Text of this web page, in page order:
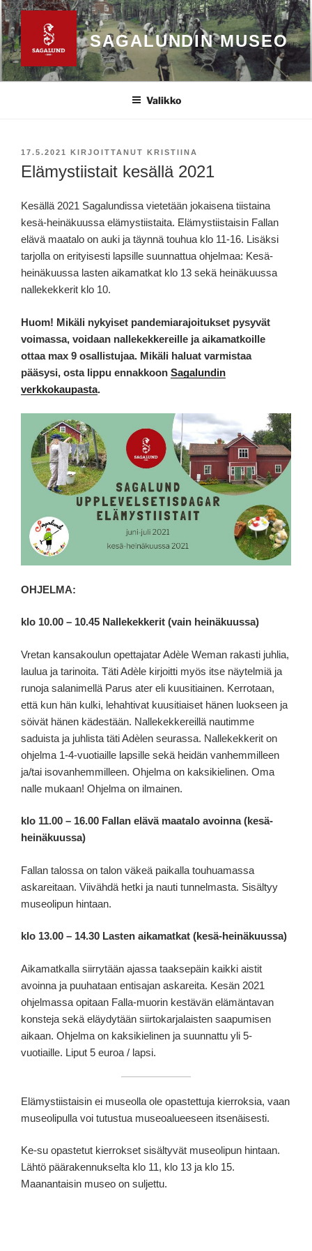
Siirry
sisältöön
SAGALUNDIN MUSEO
Valikko
JULKAISTU
17.5.2021 KIRJOITTANUT KRISTIINA
Elämystiistait kesällä 2021
Kesällä 2021 Sagalundissa vietetään jokaisena tiistaina
kesä-heinäkuussa elämystiistaita. Elämystiistaisin Fallan
elävä maatalo on auki ja täynnä touhua klo 11-16. Lisäksi
tarjolla on erityisesti lapsille suunnattua ohjelmaa: Kesä-
heinäkuussa lasten aikamatkat klo 13 sekä heinäkuussa
nallekekkerit klo 10.
Huom! Mikäli nykyiset pandemiarajoitukset pysyvät
voimassa, voidaan nallekekkereille ja aikamatkoille
ottaa max 9 osallistujaa. Mikäli haluat varmistaa
pääsysi, osta lippu ennakkoon Sagalundin
verkkokaupasta.
OHJELMA:
klo 10.00 – 10.45 Nallekekkerit (vain heinäkuussa)
Vretan kansakoulun opettajatar Adèle Weman rakasti juhlia,
laulua ja tarinoita. Täti Adèle kirjoitti myös itse näytelmiä ja
runoja salanimellä Parus ater eli kuusitiainen. Kerrotaan,
että kun hän kulki, lehahtivat kuusitiaiset hänen luokseen ja
söivät hänen kädestään. Nallekekkereillä nautimme
saduista ja juhlista täti Adèlen seurassa. Nallekekkerit on
ohjelma 1-4-vuotiaille lapsille sekä heidän vanhemmilleen
ja/tai isovanhemmilleen. Ohjelma on kaksikielinen. Oma
nalle mukaan! Ohjelma on ilmainen.
klo 11.00 – 16.00 Fallan elävä maatalo avoinna (kesä-
heinäkuussa)
Fallan talossa on talon väkeä paikalla touhuamassa
askareitaan. Viivähdä hetki ja nauti tunnelmasta. Sisältyy
museolipun hintaan.
klo 13.00 – 14.30 Lasten aikamatkat (kesä-heinäkuussa)
Aikamatkalla siirrytään ajassa taaksepäin kaikki aistit
avoinna ja puuhataan entisajan askareita. Kesän 2021
ohjelmassa opitaan Falla-muorin kestävän elämäntavan
konsteja sekä eläydytään siirtokarjalaisten saapumisen
aikaan. Ohjelma on kaksikielinen ja suunnattu yli 5-
vuotiaille. Liput 5 euroa / lapsi.
Elämystiistaisin ei museolla ole opastettuja kierroksia, vaan
museolipulla voi tutustua museoalueeseen itsenäisesti.
Ke-su opastetut kierrokset sisältyvät museolipun hintaan.
Lähtö päärakennukselta klo 11, klo 13 ja klo 15.
Maanantaisin museo on suljettu.